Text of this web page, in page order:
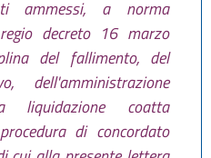
ammessi, a norma
decreto 16 marzo
del fallimento, del
dell'amministrazione
liquidazione coatta
di concordato